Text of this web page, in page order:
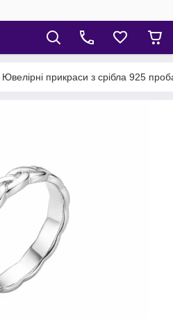
Ювелірні прикраси з срібла 925